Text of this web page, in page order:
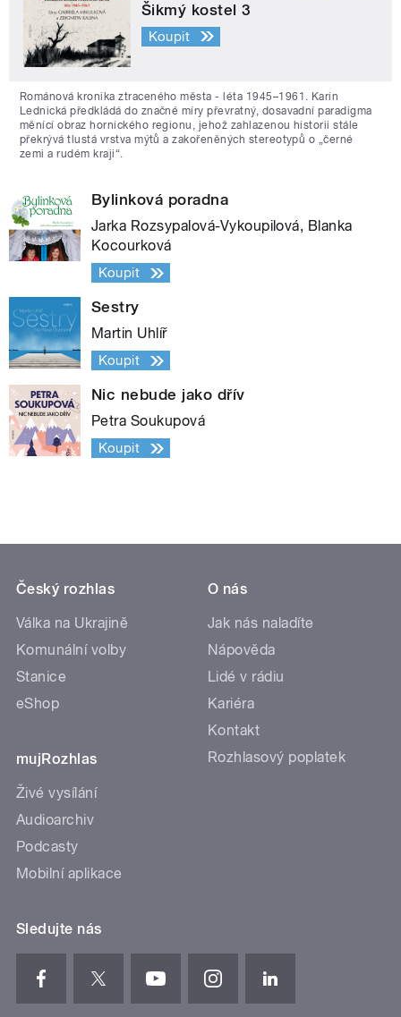
Šikmý kostel 3
Koupit
Románová kronika ztraceného města - léta 1945–1961. Karin
Lednická předkládá do značné míry převratný, dosavadní paradigma
měnící obraz hornického regionu, jehož zahlazenou historii stále
překrývá tlustá vrstva mýtů a zakořeněných stereotypů o „černé
zemi a rudém kraji“.
Bylinková poradna
Jarka Rozsypalová-Vykoupilová, Blanka
Kocourková
Koupit
Sestry
Martin Uhlíř
Koupit
Nic nebude jako dřív
Petra Soukupová
Koupit
Český rozhlas
Válka na Ukrajině
Komunální volby
Stanice
eShop
mujRozhlas
Živé vysílání
Audioarchiv
Podcasty
Mobilní aplikace
O nás
Jak nás naladíte
Nápověda
Lidé v rádiu
Kariéra
Kontakt
Rozhlasový poplatek
Sledujte nás